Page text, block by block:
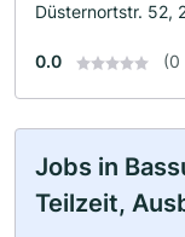
Düsternortstr. 52,
0.0 (0
Jobs in
Teilzeit,